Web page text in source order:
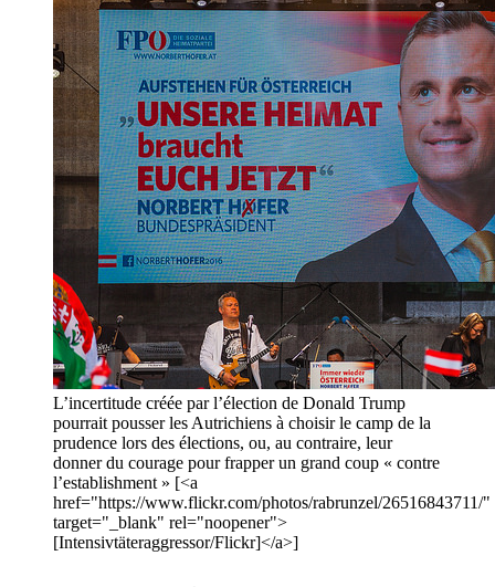
L’incertitude créée par l’élection de Donald Trump
pourrait pousser les Autrichiens à choisir le camp de la
prudence lors des élections, ou, au contraire, leur
donner du courage pour frapper un grand coup « contre
l’establishment » [<a
href="https://www.flickr.com/photos/rabrunzel/26516843711/"
target="_blank" rel="noopener">
[Intensivtäteraggressor/Flickr]</a>]